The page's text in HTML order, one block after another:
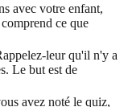
avec votre enfant,
ce que
leur qu'il n'y a
Le but est de
avez noté le quiz,